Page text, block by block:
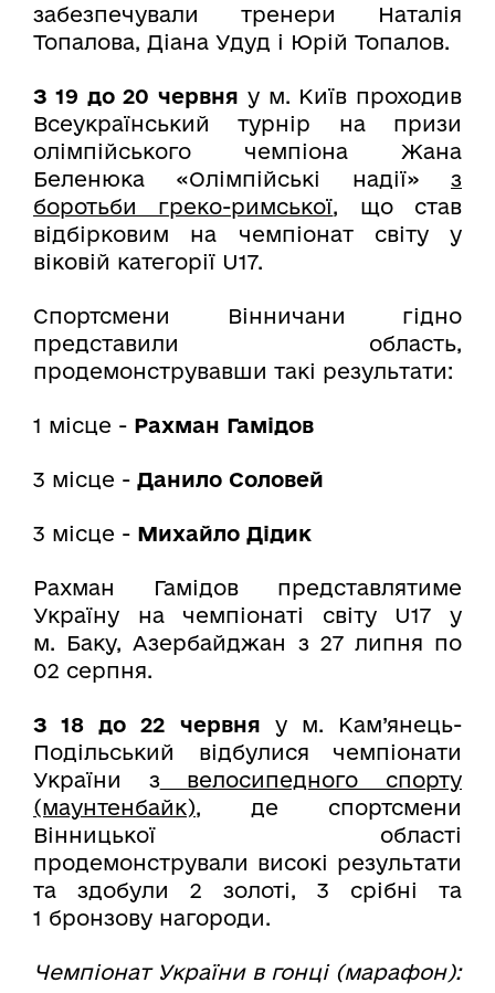
забезпечували тренери Наталія
Топалова, Діана Удуд і Юрій Топалов.
З 19 до 20 червня у м. Київ проходив
Всеукраїнський турнір на призи
олімпійського чемпіона Жана
Беленюка «Олімпійські надії» з
боротьби греко-римської, що став
відбірковим на чемпіонат світу у
віковій категорії U17.
Спортсмени Вінничани гідно
представили область,
продемонструвавши такі результати:
1 місце - Рахман Гамідов
3 місце - Данило Соловей
3 місце - Михайло Дідик
Рахман Гамідов представлятиме
Україну на чемпіонаті світу U17 у
м. Баку, Азербайджан з 27 липня по
02 серпня.
З 18 до 22 червня у м. Кам’янець-
Подільський відбулися чемпіонати
України звелосипедного спорту
(маунтенбайк), де спортсмени
Вінницької області
продемонстрували високі результати
та здобули 2 золоті, 3 срібні та
1 бронзову нагороди.
Чемпіонат України в гонці (марафон):